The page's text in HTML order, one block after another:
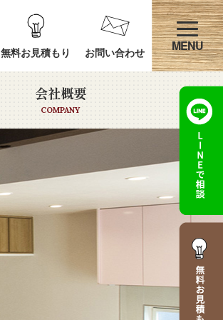
無料お見積もり お問い合わせ
会社概要
COMPANY